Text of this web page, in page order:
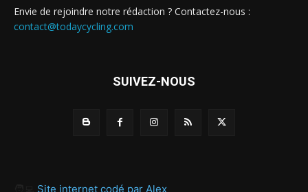
Envie de rejoindre notre rédaction ? Contactez-nous :
contact@todaycycling.com
SUIVEZ-NOUS
Site internet codé par Alex